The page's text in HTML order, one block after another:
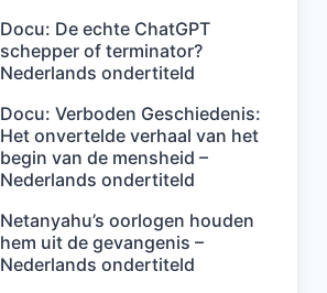
Docu: De echte ChatGPT
schepper of terminator?
Nederlands ondertiteld
Docu: Verboden Geschiedenis:
Het onvertelde verhaal van het
begin van de mensheid –
Nederlands ondertiteld
Netanyahu’s oorlogen houden
hem uit de gevangenis –
Nederlands ondertiteld